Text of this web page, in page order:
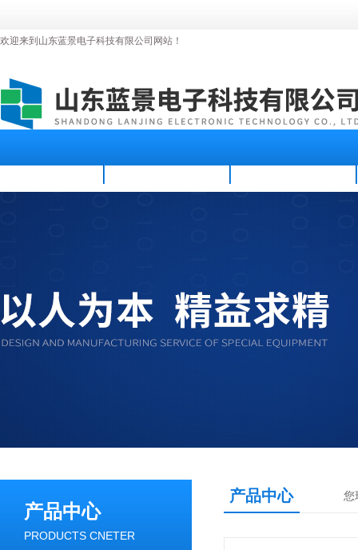
欢迎来到山东蓝景电子科技有限公司网站！
产品中心
PRODUCTS CNETER
产品中心 您